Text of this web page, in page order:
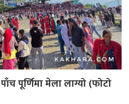
पूर्णिमा मेला लाग्यो (फोटो